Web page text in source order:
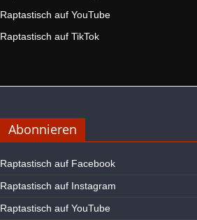
Raptastisch auf YouTube
Raptastisch auf TikTok
Abonnieren
Raptastisch auf Facebook
Raptastisch auf Instagram
Raptastisch auf YouTube